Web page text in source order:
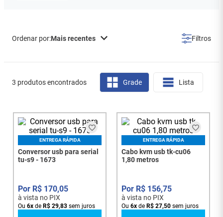
Mais recentes
3 produtos encontrados Grade Lista
ENTREGA RÁPIDA
Conversor usb para serial
tu-s9 - 1673
R$ 170,05
à vista no PIX
Ou 6x de R$ 29,83 sem juros
ENTREGA RÁPIDA
Cabo kvm usb tk-cu06
1,80 metros
R$ 156,75
à vista no PIX
Ou 6x de R$ 27,50 sem juros